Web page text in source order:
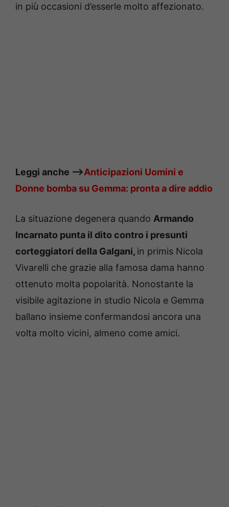
in più occasioni d’esserle molto affezionato.
Leggi anche —->Anticipazioni Uomini e
Donne bomba su Gemma: pronta a dire addio
La situazione degenera quando Armando
Incarnato punta il dito contro i presunti
corteggiatori della Galgani, in primis Nicola
Vivarelli che grazie alla famosa dama hanno
ottenuto molta popolarità. Nonostante la
visibile agitazione in studio Nicola e Gemma
ballano insieme confermandosi ancora una
volta molto vicini, almeno come amici.